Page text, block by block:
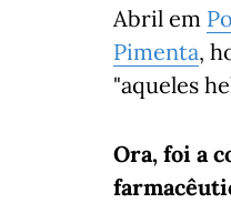
Abril em
Pimenta,
"aqueles
Ora, foi a